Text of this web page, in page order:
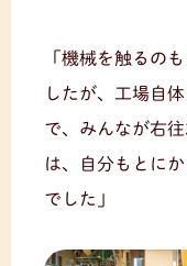
「機械を触るの
したが、工場自
で、みんなが右
は、自分もとに
でした」